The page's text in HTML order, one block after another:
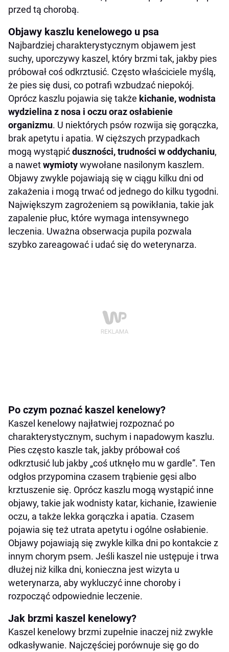
przed tą chorobą.
Objawy kaszlu kenelowego u psa
Najbardziej charakterystycznym objawem jest
suchy, uporczywy kaszel, który brzmi tak, jakby pies
próbował coś odkrztusić. Często właściciele myślą,
że pies się dusi, co potrafi wzbudzać niepokój.
Oprócz kaszlu pojawia się także kichanie, wodnista
wydzielina z nosa i oczu oraz osłabienie
organizmu. U niektórych psów rozwija się gorączka,
brak apetytu i apatia. W cięższych przypadkach
mogą wystąpićduszności, trudności w oddychaniu,
a nawetwymiotywywołane nasilonym kaszlem.
Objawy zwykle pojawiają się w ciągu kilku dni od
zakażenia i mogą trwać od jednego do kilku tygodni.
Największym zagrożeniem są powikłania, takie jak
zapalenie płuc, które wymaga intensywnego
leczenia. Uważna obserwacja pupila pozwala
szybko zareagować i udać się do weterynarza.
Po czym poznać kaszel kenelowy?
Kaszel kenelowy najłatwiej rozpoznać po
charakterystycznym, suchym i napadowym kaszlu.
Pies często kaszle tak, jakby próbował coś
odkrztusić lub jakby „coś utknęło mu w gardle”. Ten
odgłos przypomina czasem trąbienie gęsi albo
krztuszenie się. Oprócz kaszlu mogą wystąpić inne
objawy, takie jak wodnisty katar, kichanie, łzawienie
oczu, a także lekka gorączka i apatia. Czasem
pojawia się też utrata apetytu i ogólne osłabienie.
Objawy pojawiają się zwykle kilka dni po kontakcie z
innym chorym psem. Jeśli kaszel nie ustępuje i trwa
dłużej niż kilka dni, konieczna jest wizyta u
weterynarza, aby wykluczyć inne choroby i
rozpocząć odpowiednie leczenie.
Jak brzmi kaszel kenelowy?
Kaszel kenelowy brzmi zupełnie inaczej niż zwykłe
odkasływanie. Najczęściej porównuje się go do